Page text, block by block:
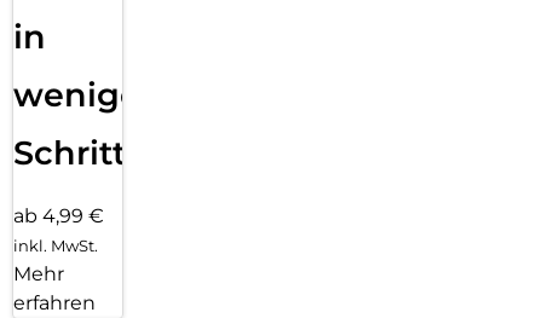
in
wenigen
Schritten
ab 4,99 €
inkl. MwSt.
Mehr
erfahren